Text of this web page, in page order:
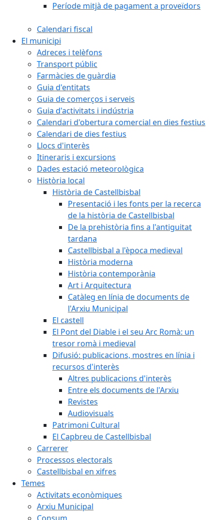
Període mitjà de pagament a proveïdors
Calendari fiscal
El municipi
Adreces i telèfons
Transport públic
Farmàcies de guàrdia
Guia d'entitats
Guia de comerços i serveis
Guia d'activitats i indústria
Calendari d'obertura comercial en dies festius
Calendari de dies festius
Llocs d'interès
Itineraris i excursions
Dades estació meteorològica
Història local
Història de Castellbisbal
Presentació i les fonts per la recerca
de la història de Castellbisbal
De la prehistòria fins a l'antiguitat
tardana
Castellbisbal a l'època medieval
Història moderna
Història contemporània
Art i Arquitectura
Catàleg en línia de documents de
l'Arxiu Municipal
El castell
El Pont del Diable i el seu Arc Romà: un
tresor romà i medieval
Difusió: publicacions, mostres en línia i
recursos d'interès
Altres publicacions d'interès
Entre els documents de l'Arxiu
Revistes
Audiovisuals
Patrimoni Cultural
El Capbreu de Castellbisbal
Carrerer
Processos electorals
Castellbisbal en xifres
Temes
Activitats econòmiques
Arxiu Municipal